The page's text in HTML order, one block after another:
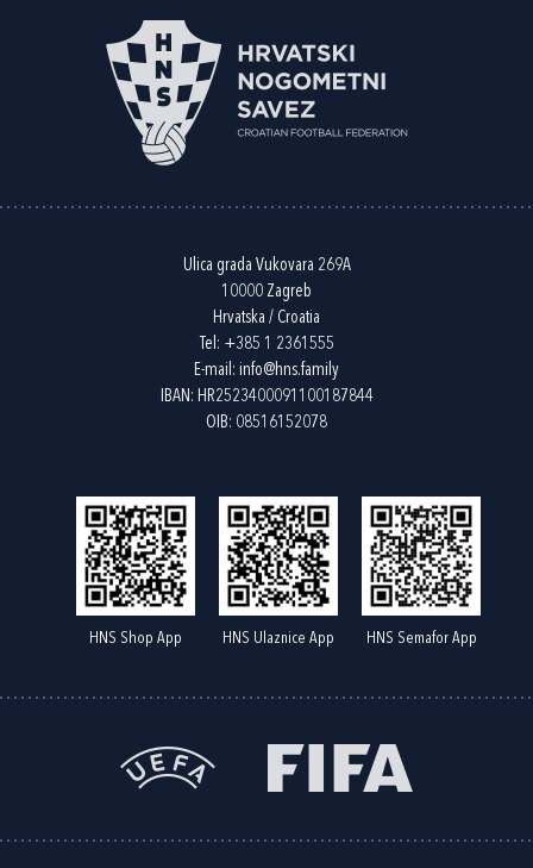
Ulica grada Vukovara 269A
10000 Zagreb
Hrvatska / Croatia
Tel: +385 1 2361555
E-mail: info@hns.family
IBAN: HR2523400091100187844
OIB: 08516152078
HNS Shop App HNS Ulaznice App HNS Semafor App